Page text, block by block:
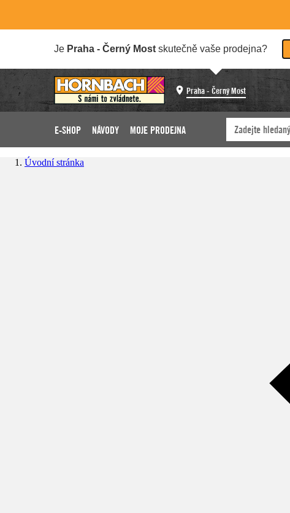
Je Praha - Černý Most skutečně vaše prodejna?
Praha - Černý Most
E-SHOP NÁVODY MOJE PRODEJNA
Úvodní stránka